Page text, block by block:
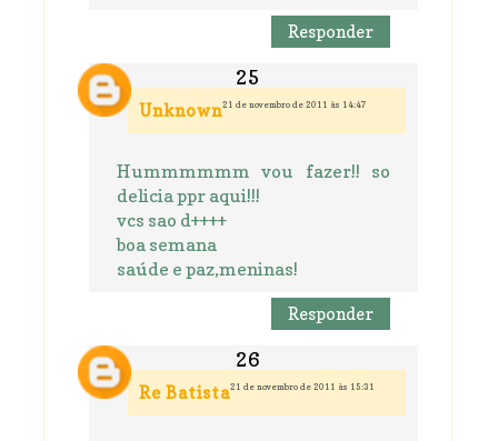
Responder
Unknown21 de novembro de 2011 às 14:47
Hummmmmm vou fazer!! so
delicia ppr aqui!!!
vcs sao d++++
boa semana
saúde e paz,meninas!
Responder
Re Batista21 de novembro de 2011 às 15:31